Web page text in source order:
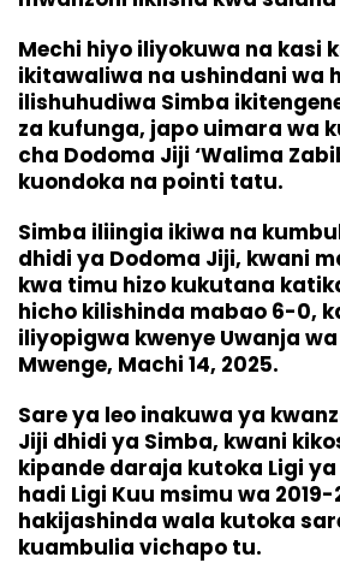
Mechi hiyo iliyokuwa na kasi
ikitawaliwa na ushindani wa
ilishuhudiwa Simba
za kufunga, japo uimara wa
cha Dodoma Jiji ‘Walima
kuondoka na pointi tatu.
Simba iliingia ikiwa na
dhidi ya Dodoma Jiji, kwani
kwa timu hizo kukutana
hicho kilishinda mabao 6-0,
iliyopigwa kwenye Uwanja wa
Mwenge, Machi 14, 2025.
Sare ya leo inakuwa ya
Jiji dhidi ya Simba, kwani
kipande daraja kutoka Ligi
hadi Ligi Kuu msimu wa
hakijashinda wala kutoka
kuambulia vichapo tu.